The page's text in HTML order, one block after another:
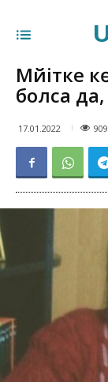
Мәйітке
болса
17.01.2022 909